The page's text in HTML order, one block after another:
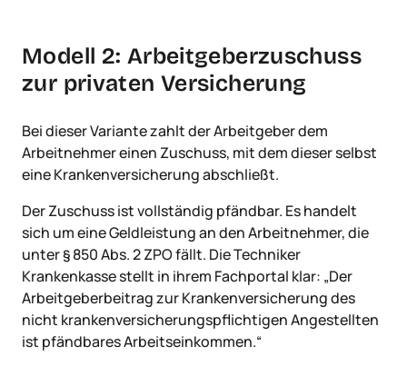
Modell 2: Arbeitgeberzuschuss
zur privaten Versicherung
Bei dieser Variante zahlt der Arbeitgeber dem
Arbeitnehmer einen Zuschuss, mit dem dieser selbst
eine Krankenversicherung abschließt.
Der Zuschuss ist vollständig pfändbar. Es handelt
sich um eine Geldleistung an den Arbeitnehmer, die
unter § 850 Abs. 2 ZPO fällt. Die Techniker
Krankenkasse stellt in ihrem Fachportal klar: „Der
Arbeitgeberbeitrag zur Krankenversicherung des
nicht krankenversicherungspflichtigen Angestellten
ist pfändbares Arbeitseinkommen.“